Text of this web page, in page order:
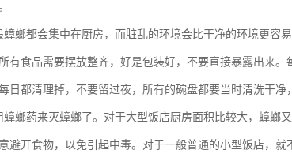
螂都会集中在厨房，而脏乱的环境会比干净的环境更容
有食品需要摆放整齐，好是包装好，不要直接暴露出来
日都清理掉，不要留过夜，所有的碗盘都要当时清洗干净
螂药来灭蟑螂了。对于大型饭店厨房面积比较大，蟑螂
避开食物，以免引起中毒。对于一般普通的小型饭店，